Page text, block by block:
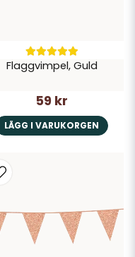
Flaggvimpel, Guld
59 kr
LÄGG I VARUKORGEN